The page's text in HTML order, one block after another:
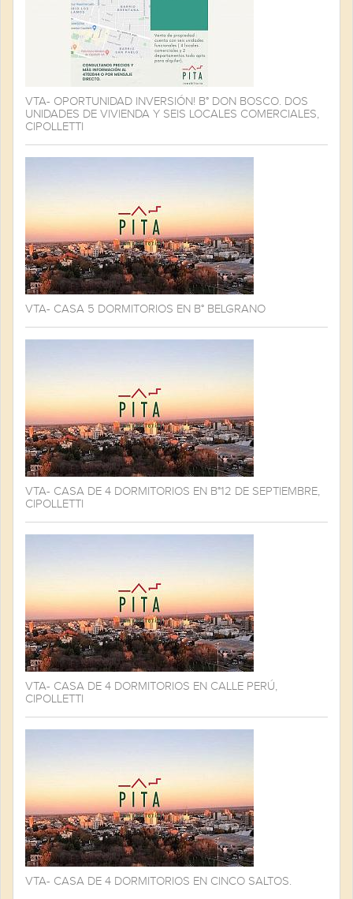
VTA- OPORTUNIDAD INVERSIÓN! B° DON BOSCO. DOS
UNIDADES DE VIVIENDA Y SEIS LOCALES COMERCIALES,
CIPOLLETTI
VTA- CASA 5 DORMITORIOS EN B° BELGRANO
VTA- CASA DE 4 DORMITORIOS EN B°12 DE SEPTIEMBRE,
CIPOLLETTI
VTA- CASA DE 4 DORMITORIOS EN CALLE PERÚ,
CIPOLLETTI
VTA- CASA DE 4 DORMITORIOS EN CINCO SALTOS.